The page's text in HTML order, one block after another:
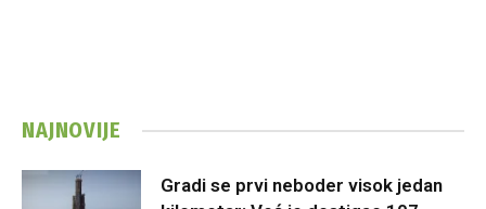
NAJNOVIJE
Gradi se prvi neboder visok jedan